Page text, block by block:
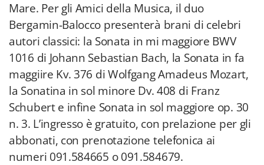
Mare. Per gli Amici della Musica, il duo
Bergamin-Balocco presenterà brani di celebri
autori classici: la Sonata in mi maggiore BWV
1016 di Johann Sebastian Bach, la Sonata in fa
maggiire Kv. 376 di Wolfgang Amadeus Mozart,
la Sonatina in sol minore Dv. 408 di Franz
Schubert e infine Sonata in sol maggiore op. 30
n. 3. L’ingresso è gratuito, con prelazione per gli
abbonati, con prenotazione telefonica ai
numeri 091.584665 o 091.584679.